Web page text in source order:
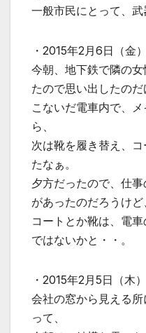
一般市民にとって、武
・2015年2月6日（金）
今朝、地下鉄で隣の
たので思い出したのだ
こないだ電車内で、
ら、
次は靴を履き替え、
たなぁ。
夕方だったので、仕
があったのだろうけど
コートとか靴は、電
ではないかと・・。
・2015年2月5日（木）
会社の窓から見える
って、